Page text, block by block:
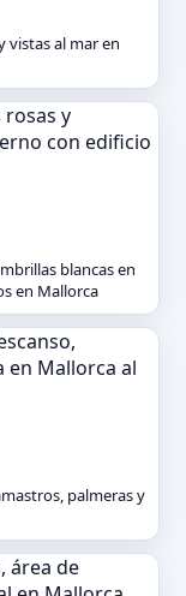
vistas al mar en
blancas en
en Mallorca
palmeras y